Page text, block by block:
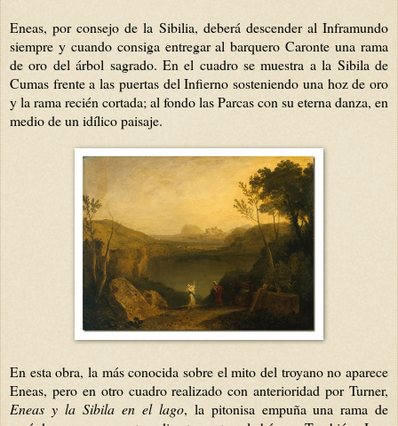
Eneas, por consejo de la Sibilia, deberá descender al Inframundo
siempre y cuando consiga entregar al barquero Caronte una rama
de oro del árbol sagrado. En el cuadro se muestra a la Sibila de
Cumas frente a las puertas del Infierno sosteniendo una hoz de oro
y la rama recién cortada; al fondo las Parcas con su eterna danza, en
medio de un idílico paisaje.
En esta obra, la más conocida sobre el mito del troyano no aparece
Eneas, pero en otro cuadro realizado con anterioridad por Turner,
Eneas y la Sibila en el lago, la pitonisa empuña una rama de